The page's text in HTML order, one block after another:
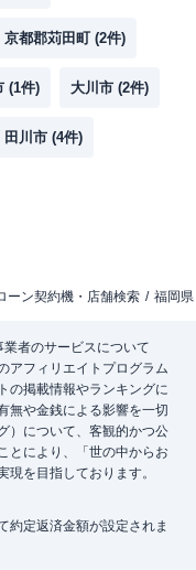
京都郡苅田町 (2件)
(1件) 大川市 (2件)
田川市 (4件)
ーン契約機・店舗検索 福岡県
者のサービスについて
アフィリエイトプログラム
の掲載情報やランキングに
無や金銭による影響を一切
）について、客観的かつ公
とにより、「世の中からお
を目指しております。
約定返済金額が設定されま